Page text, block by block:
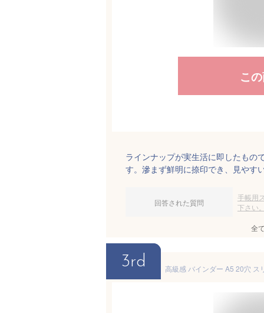
こ
ラインナップが実生活に即したもの
す。滲まず鮮明に捺印でき、見やす
回答された質問
手帳用
下さい
全
3rd